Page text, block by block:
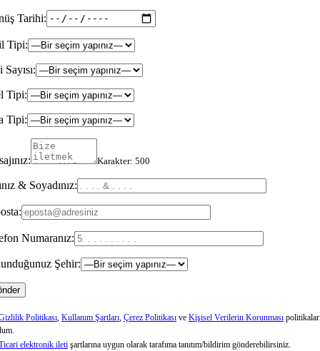
Tarihi:
Tipi:
Tipi:
Tipi:
Karakter: 500
& Soyadınız:
Numaranız:
Şehir:
Politikası, Kullanım Şartları, Çerez Politikası ve Kişisel Verilerin Korunması
elektronik ileti şartlarına uygun olarak tarafıma tanıtım/bildirim gönderebilirsiniz.